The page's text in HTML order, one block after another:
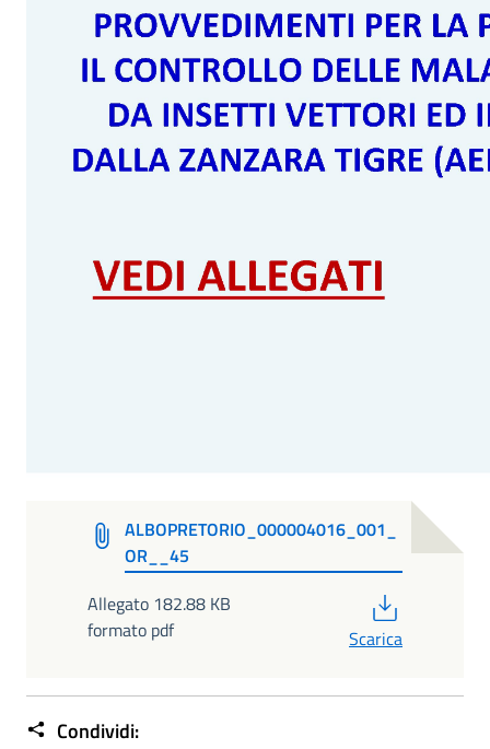
ALBOPRETORIO_000004016_001_
OR__45
Allegato 182.88 KB
formato pdf
Scarica
Condividi: